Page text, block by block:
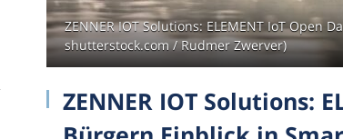
ZENNER IOT Solutions: ELEMENT IoT Open
shutterstock.com / Rudmer Zwerver)
ZENNER IOT Solutions: